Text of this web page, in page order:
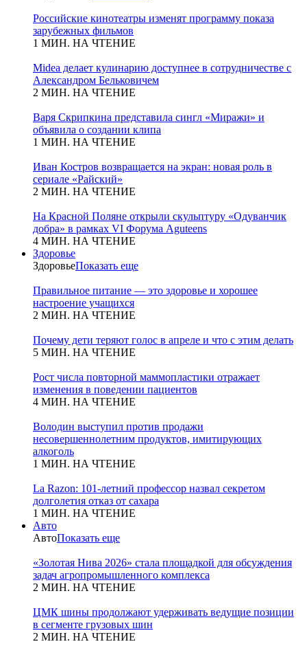
Российские кинотеатры изменят программу показа
зарубежных фильмов
1 МИН. НА ЧТЕНИЕ
Midea делает кулинарию доступнее в сотрудничестве с
Александром Бельковичем
2 МИН. НА ЧТЕНИЕ
Варя Скрипкина представила сингл «Миражи» и
объявила о создании клипа
1 МИН. НА ЧТЕНИЕ
Иван Костров возвращается на экран: новая роль в
сериале «Райский»
2 МИН. НА ЧТЕНИЕ
На Красной Поляне открыли скульптуру «Одуванчик
добра» в рамках VI Форума Aguteens
4 МИН. НА ЧТЕНИЕ
Здоровье
ЗдоровьеПоказать еще
Правильное питание — это здоровье и хорошее
настроение учащихся
2 МИН. НА ЧТЕНИЕ
Почему дети теряют голос в апреле и что с этим делать
5 МИН. НА ЧТЕНИЕ
Рост числа повторной маммопластики отражает
изменения в поведении пациентов
4 МИН. НА ЧТЕНИЕ
Володин выступил против продажи
несовершеннолетним продуктов, имитирующих
алкоголь
1 МИН. НА ЧТЕНИЕ
La Razon: 101-летний профессор назвал секретом
долголетия отказ от сахара
1 МИН. НА ЧТЕНИЕ
Авто
АвтоПоказать еще
«Золотая Нива 2026» стала площадкой для обсуждения
задач агропромышленного комплекса
2 МИН. НА ЧТЕНИЕ
ЦМК шины продолжают удерживать ведущие позиции
в сегменте грузовых шин
2 МИН. НА ЧТЕНИЕ